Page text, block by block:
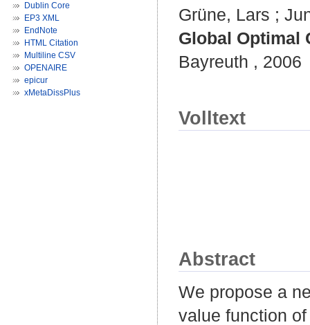
Dublin Core
EP3 XML
EndNote
HTML Citation
Multiline CSV
OPENAIRE
epicur
xMetaDissPlus
Grüne, Lars ;
Global Optimal
Bayreuth , 2006
Volltext
Abstract
We propose a
value function